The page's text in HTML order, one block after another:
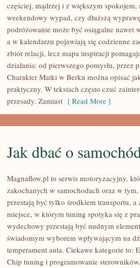
INDONEZJA
BARCELONA
częściej, mądrzej i z większym
weekendowy wypad, czy dłuższą
podróżowanie może być osiągalne nawet
a w kalendarzu pojawiają się codzienne
zbiór relacji, lecz mapa inspiracji
działania: od pierwszego pomysłu, przez
Charakter Matki w Berku można opisać
praktyczny. W tekstach często czuć
przesady. Zamiast [ Read More ]
DBAĆ
Jak dbać o
Magnaflow.pl to serwis motoryzacyjny,
zakochanych w samochodach oraz w
przestają być tylko środkiem transportu, a
miejsce, w którym tuning spotyka się z
wydechowy przestają być nudnym
świadomym wyborem wpływającym na
temperament auta. Ciekawe kategorie to:
Chip tuning i programowanie